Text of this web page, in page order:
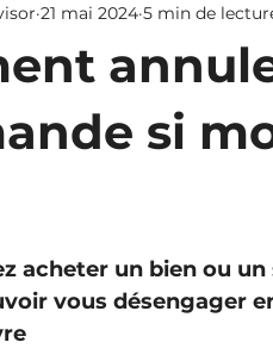
Offres d'emplois
si
21 mai 2024 5 min de
sur 5.
acheter un bien ou
vous désengager